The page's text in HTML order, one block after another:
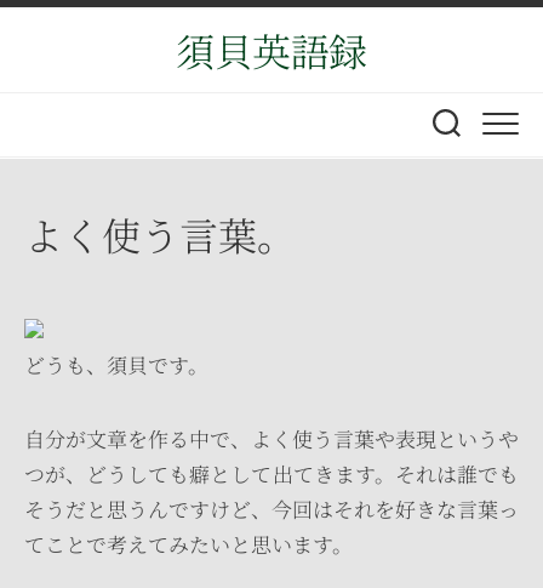
Skip
須貝英語録
よく使う言葉。
どうも、須貝です。
自分が文章を作る中で、よく使う言葉や表現というや
つが、どうしても癖として出てきます。それは誰でも
そうだと思うんですけど、今回はそれを好きな言葉っ
てことで考えてみたいと思います。